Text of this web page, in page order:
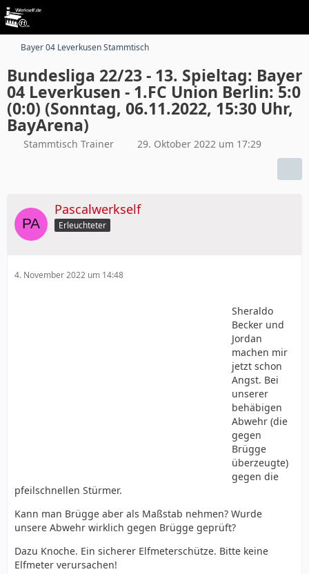
Bayer 04 Leverkusen Stammtisch
Bundesliga 22/23 - 13. Spieltag: Bayer
04 Leverkusen - 1.FC Union Berlin: 5:0
(0:0) (Sonntag, 06.11.2022, 15:30 Uhr,
BayArena)
Stammtisch Trainer 29. Oktober 2022 um 17:29
Pascalwerkself
Erleuchteter
4. November 2022 um 14:48
Sheraldo
Becker und
Jordan
machen mir
jetzt schon
Angst. Bei
unserer
behäbigen
Abwehr (die
gegen
Brügge
überzeugte)
gegen die
pfeilschnellen Stürmer.
Kann man Brügge aber als Maßstab nehmen? Wurde
unsere Abwehr wirklich gegen Brügge geprüft?
Dazu Knoche. Ein sicherer Elfmeterschütze. Bitte keine
Elfmeter verursachen!